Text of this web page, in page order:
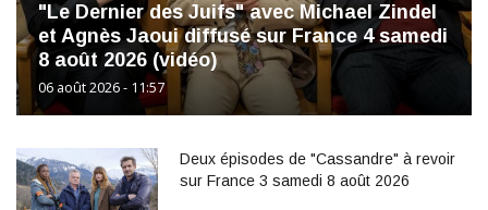
"Le Dernier des Juifs" avec Michael Zindel
et Agnès Jaoui diffusé sur France 4 samedi
8 août 2026 (vidéo)
06 août 2026 - 11:57
Deux épisodes de "Cassandre" à revoir
sur France 3 samedi 8 août 2026